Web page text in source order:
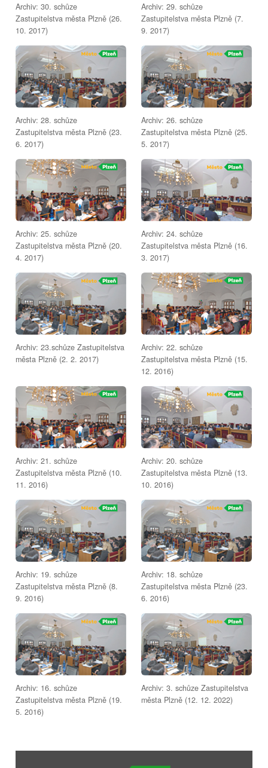
Archiv: 30. schůze
Zastupitelstva města Plzně (26.
10. 2017)
Archiv: 29. schůze
Zastupitelstva města Plzně (7.
9. 2017)
Archiv: 28. schůze
Zastupitelstva města Plzně (23.
6. 2017)
Archiv: 26. schůze
Zastupitelstva města Plzně (25.
5. 2017)
Archiv: 25. schůze
Zastupitelstva města Plzně (20.
4. 2017)
Archiv: 24. schůze
Zastupitelstva města Plzně (16.
3. 2017)
Archiv: 23.schůze Zastupitelstva
města Plzně (2. 2. 2017)
Archiv: 22. schůze
Zastupitelstva města Plzně (15.
12. 2016)
Archiv: 21. schůze
Zastupitelstva města Plzně (10.
11. 2016)
Archiv: 20. schůze
Zastupitelstva města Plzně (13.
10. 2016)
Archiv: 19. schůze
Zastupitelstva města Plzně (8.
9. 2016)
Archiv: 18. schůze
Zastupitelstva města Plzně (23.
6. 2016)
Archiv: 16. schůze
Zastupitelstva města Plzně (19.
5. 2016)
Archiv: 3. schůze Zastupitelstva
města Plzně (12. 12. 2022)